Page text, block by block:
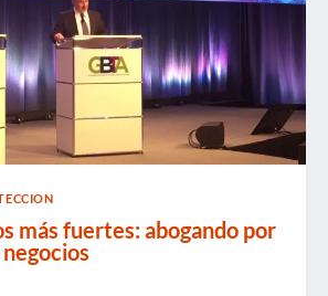
más fuertes: abogando por